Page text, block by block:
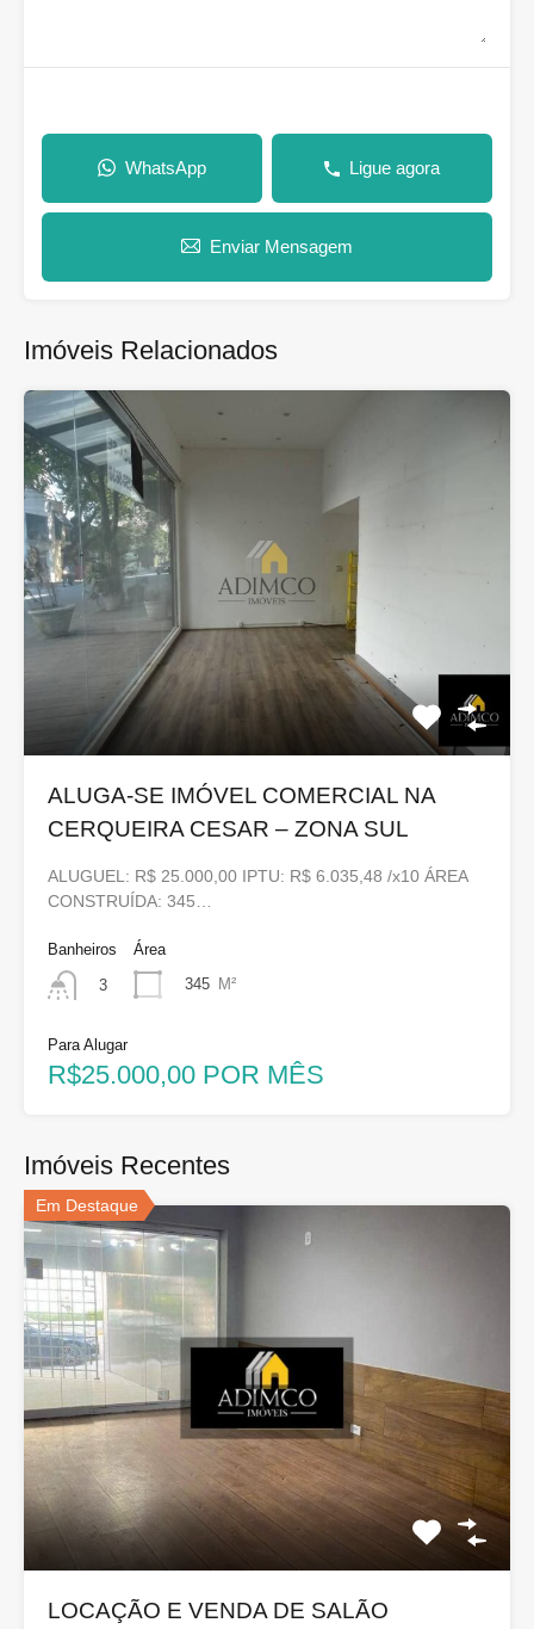
WhatsApp Ligue agora
Enviar Mensagem
Imóveis Relacionados
ALUGA-SE IMÓVEL COMERCIAL NA
CERQUEIRA CESAR – ZONA SUL
ALUGUEL: R$ 25.000,00 IPTU: R$ 6.035,48 /x10 ÁREA
CONSTRUÍDA: 345…
Banheiros
3
Área
345 M²
Para Alugar
R$25.000,00 POR MÊS
Imóveis Recentes
Em Destaque
LOCAÇÃO E VENDA DE SALÃO